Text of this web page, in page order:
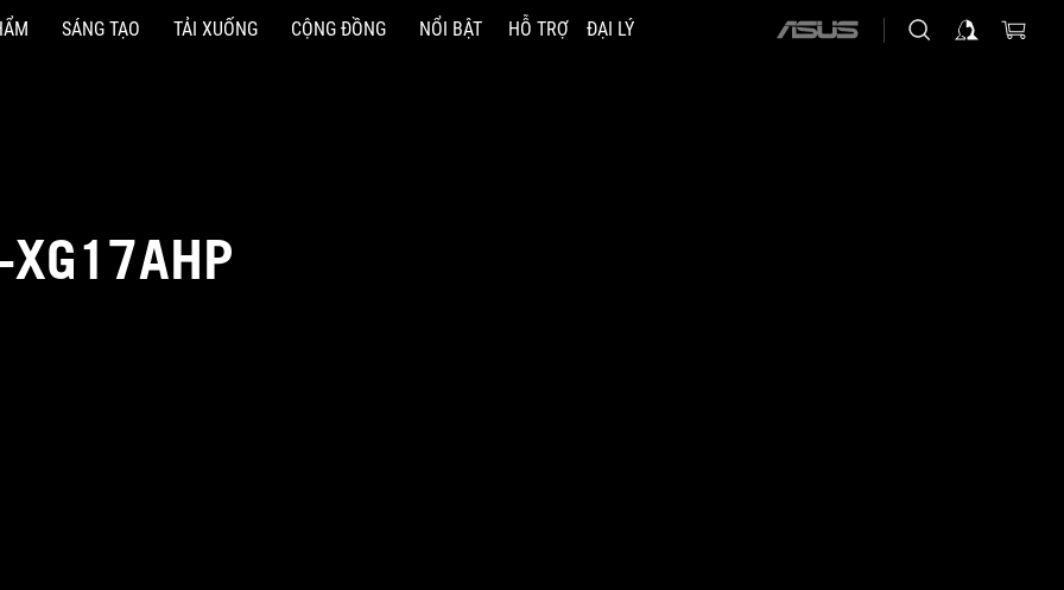
SÁNG TẠO TẢI XUỐNG CỘNG ĐỒNG NỔI BẬT HỖ TRỢ ĐẠI LÝ
ASUS
XG17AHP